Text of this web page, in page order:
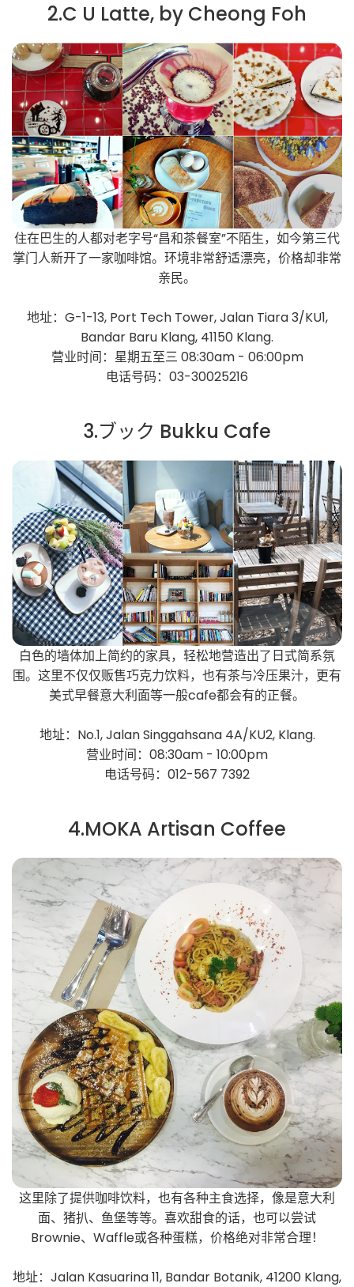
2.C U Latte, by Cheong Foh
住在巴生的人都对老字号“昌和茶餐室”不陌生，如今第三代
掌门人新开了一家咖啡馆。环境非常舒适漂亮，价格却非常
亲民。
地址：G-1-13, Port Tech Tower, Jalan Tiara 3/KU1,
Bandar Baru Klang, 41150 Klang.
营业时间：星期五至三 08:30am - 06:00pm
电话号码：03-30025216
3.ブック Bukku Cafe
白色的墙体加上简约的家具，轻松地营造出了日式简系氛
围。这里不仅仅贩售巧克力饮料，也有茶与冷压果汁，更有
美式早餐意大利面等一般cafe都会有的正餐。
地址：No.1, Jalan Singgahsana 4A/KU2, Klang.
营业时间：08:30am - 10:00pm
电话号码：012-567 7392
4.MOKA Artisan Coffee
这里除了提供咖啡饮料，也有各种主食选择，像是意大利
面、猪扒、鱼堡等等。喜欢甜食的话，也可以尝试
Brownie、Waffle或各种蛋糕，价格绝对非常合理！
地址：Jalan Kasuarina 11, Bandar Botanik, 41200 Klang,